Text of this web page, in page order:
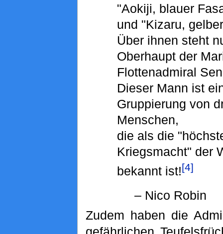
"Aokiji, blauer
und "Kizaru,
Über ihnen steht
Oberhaupt der
Flottenadmiral
Dieser Mann ist
Gruppierung von
Menschen,
die als die
Kriegsmacht" der
bekannt ist![4]
– Nico Robin
Zudem haben die